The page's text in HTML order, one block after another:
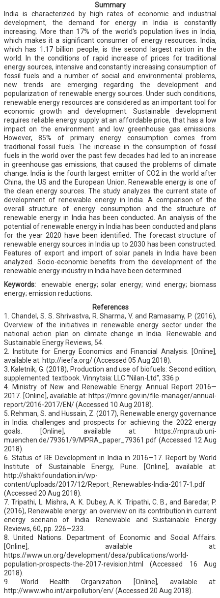
Summary
India is characterized by high rates of economic and industrial
development, the demand for energy in India is constantly
increasing. More than 17% of the world's population lives in India,
which makes it a significant consumer of energy resources. India,
which has 1.17 billion people, is the second largest nation in the
world. In the conditions of rapid increase of prices for traditional
energy sources, intensive and constantly increasing consumption of
fossil fuels and a number of social and environmental problems,
new trends are emerging regarding the development and
popularization of renewable energy sources. Under such conditions,
renewable energy resources are considered as an important tool for
economic growth and development. Sustainable development
requires reliable energy supply at an affordable price, that has a low
impact on the environment and low greenhouse gas emissions.
However, 85% of primary energy consumption comes from
traditional fossil fuels. The increase in the consumption of fossil
fuels in the world over the past few decades had led to an increase
in greenhouse gas emissions, that caused the problems of climate
change. India is the fourth largest emitter of CO2 in the world after
China, the US and the European Union. Renewable energy is one of
the clean energy sources. The study analyzes the current state of
development of renewable energy in India. A comparison of the
overall structure of energy consumption and the structure of
renewable energy in India has been conducted. An analysis of the
potential of renewable energy in India has been conducted and plans
for the year 2020 have been identified. The forecast structure of
renewable energy sources in India up to 2030 has been constructed.
Features of export and import of solar panels in India have been
analyzed. Socio-economic benefits from the development of the
renewable energy industry in India have been determined.
Keywords:
enewable energy; solar energy; wind energy; biomass
energy; emission reductions.
References
1. Chandel, S. S. Shrivastva, R. Sharma, V. and Ramasamy, P. (2016),
Overview of the initiatives in renewable energy sector under the
national action plan on climate change in India. Renewable and
Sustainable Energy Reviews, 54.
2. Institute for Energy Economics and Financial Analysis. [Online],
available at: http://ieefa.org/ (Accessed 05 Aug 2018).
3. Kaletnik, G. (2018), Production and use of biofuels: Second edition,
supplemented: textbook. Vinnytsia: LLC "Nilan-Ltd", 336 p.
4. Ministry of New and Renewable Energy. Annual Report 2016—
2017. [Online], available at: https://mnre.gov.in/file-manager/annual-
report/2016-2017/EN/ (Accessed 10 Aug 2018).
5. Rehman, S. and Hussain, Z. (2017), Renewable energy governance
in India: challenges and prospects for achieving the 2022 energy
goals. [Online], available at: https://mpra.ub.uni-
muenchen.de/79361/9/MPRA_paper_79361.pdf (Accessed 12 Aug
2018).
6. Status of RE Development in India in 2016—17. Report by World
Institute of Sustainable Energy, Pune. [Online], available at:
http://shaktifoundation.in/wp-
content/uploads/2017/12/Report_Renewables-India-2017-1.pdf
(Accessed 20 Aug 2018).
7. Tripathi, L. Mishra, A. K. Dubey, A. K. Tripathi, C. B., and Baredar, P.
(2016), Renewable energy: an overview on its contribution in current
energy scenario of India. Renewable and Sustainable Energy
Reviews, 60, pp. 226—233.
8. United Nations. Department of Economic and Social Affairs.
[Online], available at:
https://www.un.org/development/desa/publications/world-
population-prospects-the-2017-revision.html (Accessed 16 Aug
2018).
9. World Health Organization. [Online], available at:
http://www.who.int/airpollution/en/ (Accessed 20 Aug 2018).